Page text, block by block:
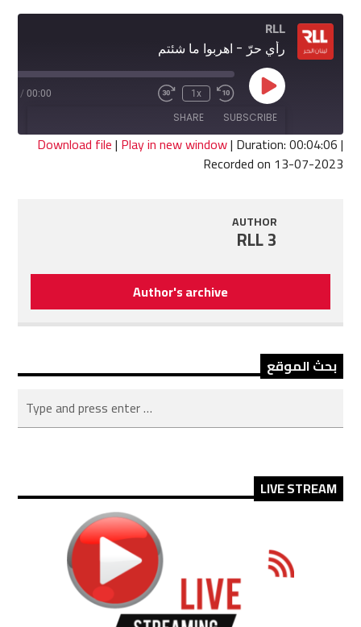
RLL
رأي حرّ - اهربوا ما شئتم
Play
Episode
Rewind
10
Seconds
1x
Fast
seconds
00:00
/
SUBSCRIBE
SHARE
SHARE
Download file| Play in new window| Duration: 00:04:06|
Recorded on 13-07-2023
AUTHOR
RLL 3
Author's archive
بحث الموقع
LIVE STREAM